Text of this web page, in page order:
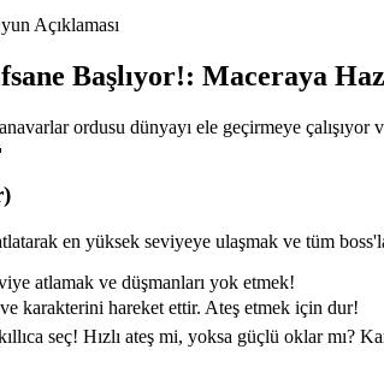
Açıklaması
Başlıyor!: Maceraya
ordusu dünyayı ele geçirmeye
en yüksek seviyeye ulaşmak ve tüm
atlamak ve düşmanları yok etmek!
karakterini hareket ettir. Ateş etmek için dur!
seç! Hızlı ateş mi, yoksa güçlü oklar mı?